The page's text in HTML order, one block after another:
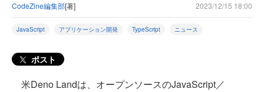
CodeZine編集部[著] 2023/12/15 18:00
JavaScript アプリケーション開発 TypeScript ニュース
ポスト
米Deno Landは、オープンソースのJavaScript／